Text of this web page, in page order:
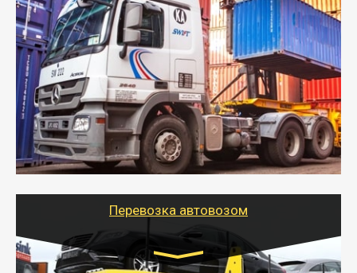
Цена за км. Рассчитывается
индивидуально
- Контейнерные грузоперевозки на специальном
оборудованном транспорте быстро, качественно и
безопасно.
- Наша транспортная компания поможет
организовать доставку в порт и из порта
стандартных контейнеров на контейнеровозе,
шаландах и площадках (открытых кузовах),
используя надежные крепления.
Перевозка автовозом